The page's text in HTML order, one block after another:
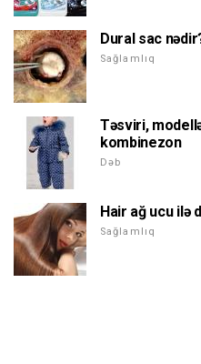
Dural sac
Sağlamlıq
Təsviri,
kombinezon
Dəb
Hair ağ ucu ilə
Sağlamlıq